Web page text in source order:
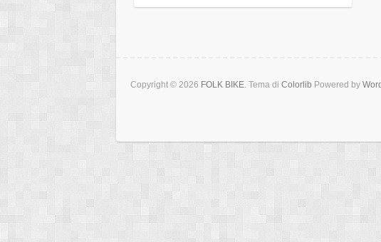
Copyright © 2026 FOLK BIKE. Tema di Colorlib Powered by